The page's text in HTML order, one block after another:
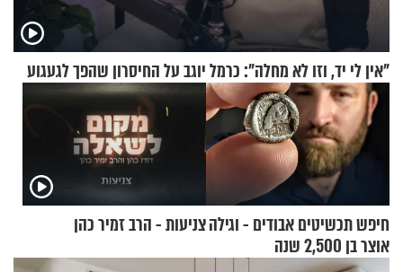
"אין לי יד, וזו לא מחלה": כרמל יוגב על החיסרון שהפך לגעגוע
חיפש תכשיטים אבודים - וגילה
אוצר בן 2,500 שנה
צניעות - הרב זמיר כהן